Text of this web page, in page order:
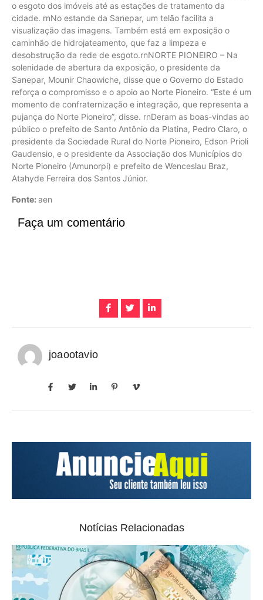
o esgoto dos imóveis até as estações de tratamento da
cidade. rnNo estande da Sanepar, um telão facilita a
visualização das imagens. Também está em exposição o
caminhão de hidrojateamento, que faz a limpeza e
desobstrução da rede de esgoto.rnNORTE PIONEIRO – Na
solenidade de abertura da exposição, o presidente da
Sanepar, Mounir Chaowiche, disse que o Governo do Estado
reforça o compromisso e o apoio ao Norte Pioneiro. “Este é um
momento de confraternização e integração, que representa a
pujança do Norte Pioneiro”, disse. rnDeram as boas-vindas ao
público o prefeito de Santo Antônio da Platina, Pedro Claro, o
presidente da Sociedade Rural do Norte Pioneiro, Edson Prioli
Gaudensio, e o presidente da Associação dos Municípios do
Norte Pioneiro (Amunorpi) e prefeito de Wenceslau Braz,
Atahyde Ferreira dos Santos Júnior.
Fonte: aen
Faça um comentário
joaootavio
Notícias Relacionadas